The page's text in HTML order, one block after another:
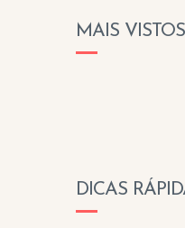
MAIS VISTOS
DICAS